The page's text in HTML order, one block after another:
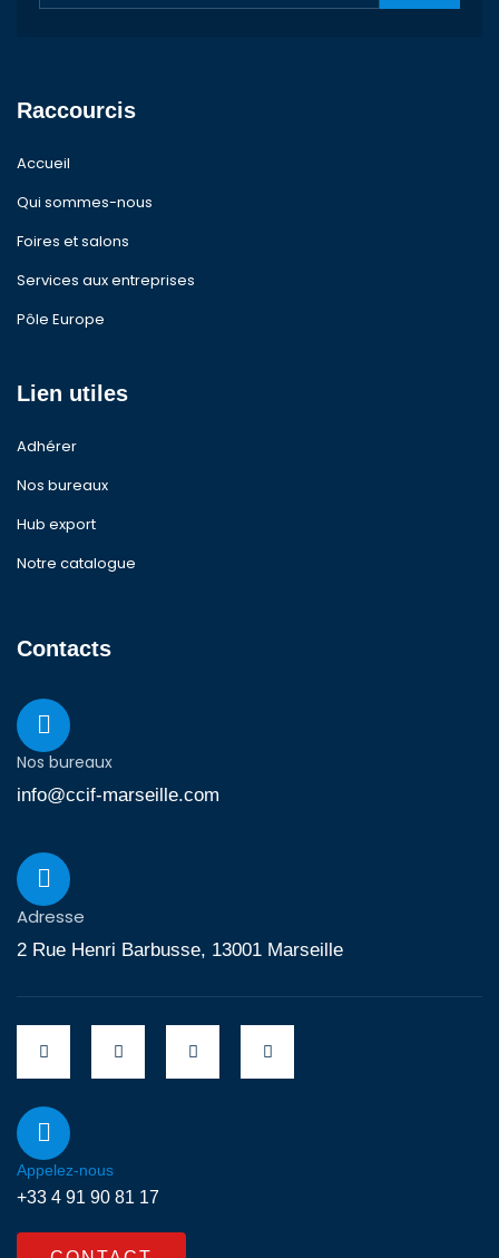
Raccourcis
Accueil
Qui sommes-nous
Foires et salons
Services aux entreprises
Pôle Europe
Lien utiles
Adhérer
Nos bureaux
Hub export
Notre catalogue
Contacts
Nos bureaux
info@ccif-marseille.com
Adresse
2 Rue Henri Barbusse, 13001 Marseille
Appelez-nous
+33 4 91 90 81 17